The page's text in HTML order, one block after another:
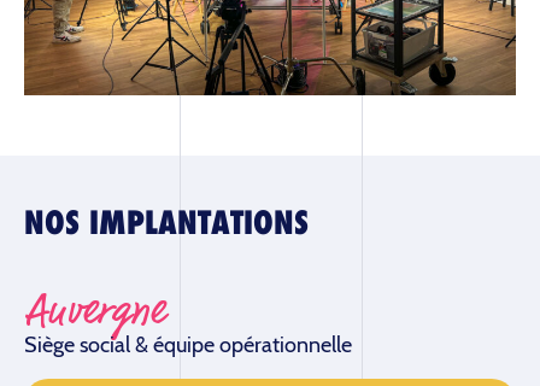
NOS IMPLANTATIONS
Auvergne
Siège social & équipe opérationnelle